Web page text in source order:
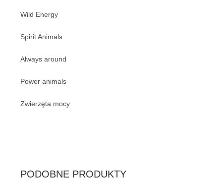
Wild Energy
Spirit Animals
Always around
Power animals
Zwierzęta mocy
PODOBNE PRODUKTY